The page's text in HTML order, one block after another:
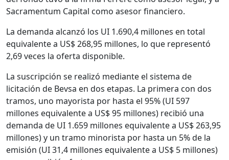
Sacramentum Capital como asesor financiero.
La demanda alcanzó los UI 1.690,4 millones en total
equivalente a US$ 268,95 millones, lo que representó
2,69 veces la oferta disponible.
La suscripción se realizó mediante el sistema de
licitación de Bevsa en dos etapas. La primera con dos
tramos, uno mayorista por hasta el 95% (UI 597
millones equivalente a US$ 95 millones) recibió una
demanda de UI 1.659 millones equivalente a US$ 263,95
millones) y un tramo minorista por hasta un 5% de la
emisión (UI 31,4 millones equivalente a US$ 5 millones)